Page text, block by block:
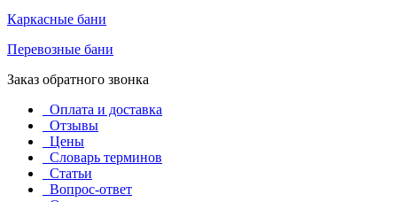
Каркасные бани
Перевозные бани
Заказ обратного звонка
Оплата и доставка
Отзывы
Цены
Словарь терминов
Статьи
Вопрос-ответ